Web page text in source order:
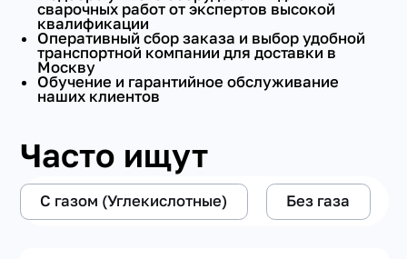
+7(351) 223-98-74
заказать звонок
ИМПУЛЬСНЫЙ РЕЖИМ
СЕРТИФИКАЦИЯ
РОД ТОКА
сварочных работ от экспертов высокой
квалификации
Оперативный сбор заказа и выбор удобной
транспортной компании для доставки в
Москву
Обучение и гарантийное обслуживание
наших клиентов
Часто ищут
С газом (Углекислотные) Без газа